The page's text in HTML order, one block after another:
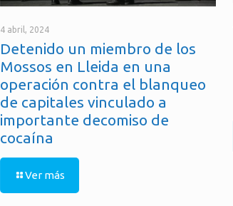
4 abril, 2024
Detenido un miembro de los
Mossos en Lleida en una
operación contra el blanqueo
de capitales vinculado a
importante decomiso de
cocaína
Ver más